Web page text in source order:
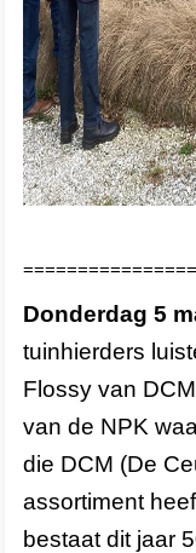
Donderdag 5
tuinhierders
Flossy van
van de NPK
die DCM (De
assortiment
bestaat dit jaar